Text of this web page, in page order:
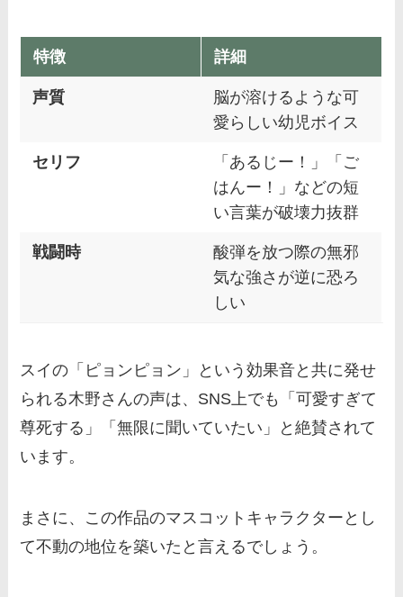
特徴 詳細
声質
脳が溶けるような可
愛らしい幼児ボイス
セリフ
「あるじー！」「ご
はんー！」などの短
い言葉が破壊力抜群
戦闘時
酸弾を放つ際の無邪
気な強さが逆に恐ろ
しい
スイの「ピョンピョン」という効果音と共に発せ
られる木野さんの声は、SNS上でも「可愛すぎて
尊死する」「無限に聞いていたい」と絶賛されて
います。
まさに、この作品のマスコットキャラクターとし
て不動の地位を築いたと言えるでしょう。